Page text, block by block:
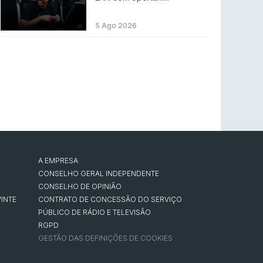
MOUZ surpreende Spirit para vencer BLAST
Bounty
a época 2026/27
BLAST Bounty S2 na RTP Arena: Regressa o
melhor Counter-Strike
COUNTER-STRIKE 18 jul 2026
5 Ago 2026
A EMPRESA
CONSELHO GERAL INDEPENDENTE
CONSELHO DE OPINIÃO
CONTRATO DE CONCESSÃO DO SERVIÇO
PÚBLICO DE RÁDIO E TELEVISÃO
RGPD
GESTÃO DAS DEFINIÇÕES DE COOKIES